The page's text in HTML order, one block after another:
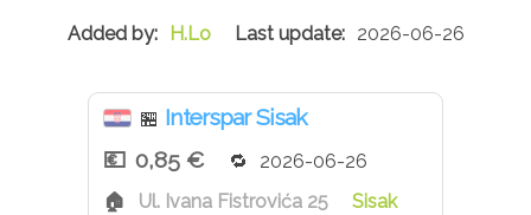
H.Lo 2026-06-26
🏪 Interspar Sisak
0,85 €
2026-06-26
Ul. Ivana Fistrovića 25
Sisak